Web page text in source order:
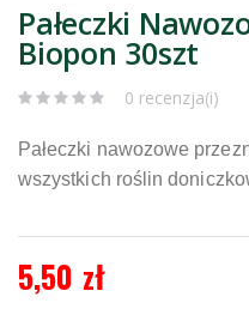
Pałeczki
Biopon 30szt
0 recenzja(i)
Pałeczki nawozowe
wszystkich roślin
5,50 zł